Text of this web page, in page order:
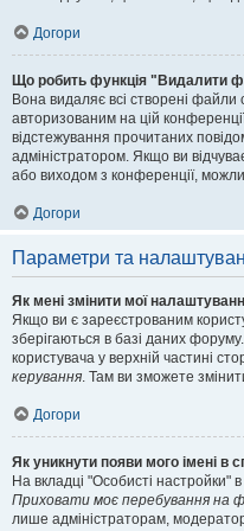
Догори
Що робить функція "Видалити
Вона видаляє всі створені
авторизованим на цій
відстежування прочитаних
адміністратором. Якщо ви
або виходом з конференції,
Догори
Параметри та
Як мені змінити мої
Якщо ви є зареєстрованим
зберігаються в базі даних
користувача у верхній частині
керування. Там ви зможете
Догори
Як уникнути появи мого імені в
На вкладці "Особисті настройки"
Приховати моє перебування на
лише адміністраторам,